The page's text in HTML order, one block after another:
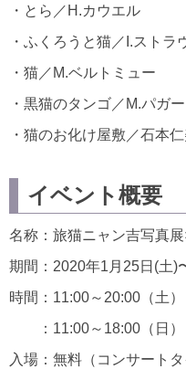
・とら／H.カウエル
・ふくろうと猫／I.ストラ
・猫／M.ベルトミュー
・黒猫のタンゴ／M.パガ
・猫のお化け屋敷／石本
イベント概要
名称：旅猫ニャン吉写真
期間：2020年1月25日(土)
時間：11:00～20:00（土）
：11:00～18:00（日）
入場：無料（コンサートタ